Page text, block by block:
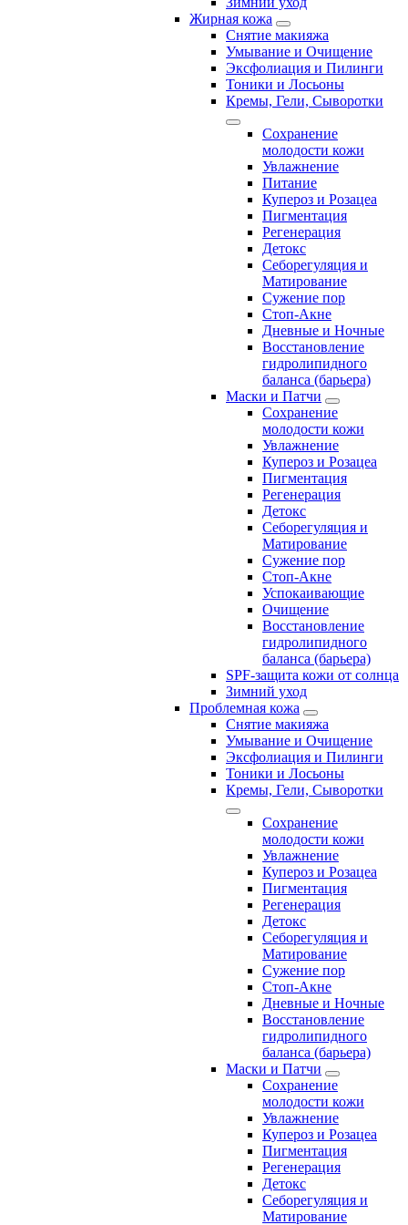
Жирная кожа
Снятие макияжа
Умывание и Очищение
Эксфолиация и Пилинги
Тоники и Лосьоны
Кремы, Гели, Сыворотки
Сохранение
молодости кожи
Увлажнение
Питание
Купероз и Розацеа
Пигментация
Регенерация
Детокс
Себорегуляция и
Матирование
Сужение пор
Стоп-Акне
Дневные и Ночные
Восстановление
гидролипидного
баланса (барьера)
Маски и Патчи
Сохранение
молодости кожи
Увлажнение
Купероз и Розацеа
Пигментация
Регенерация
Детокс
Себорегуляция и
Матирование
Сужение пор
Стоп-Акне
Успокаивающие
Очищение
Восстановление
гидролипидного
баланса (барьера)
SPF-защита кожи от солнца
Зимний уход
Проблемная кожа
Снятие макияжа
Умывание и Очищение
Эксфолиация и Пилинги
Тоники и Лосьоны
Кремы, Гели, Сыворотки
Сохранение
молодости кожи
Увлажнение
Купероз и Розацеа
Пигментация
Регенерация
Детокс
Себорегуляция и
Матирование
Сужение пор
Стоп-Акне
Дневные и Ночные
Восстановление
гидролипидного
баланса (барьера)
Маски и Патчи
Сохранение
молодости кожи
Увлажнение
Купероз и Розацеа
Пигментация
Регенерация
Детокс
Себорегуляция и
Матирование